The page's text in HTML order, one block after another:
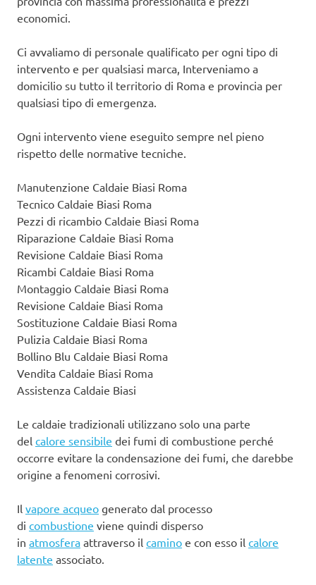
economici.
Ci avvaliamo di personale qualificato per ogni tipo di
intervento e per qualsiasi marca, Interveniamo a
domicilio su tutto il territorio di Roma e provincia per
qualsiasi tipo di emergenza.
Ogni intervento viene eseguito sempre nel pieno
rispetto delle normative tecniche.
Manutenzione Caldaie Biasi Roma
Tecnico Caldaie Biasi Roma
Pezzi di ricambio Caldaie Biasi Roma
Riparazione Caldaie Biasi Roma
Revisione Caldaie Biasi Roma
Ricambi Caldaie Biasi Roma
Montaggio Caldaie Biasi Roma
Revisione Caldaie Biasi Roma
Sostituzione Caldaie Biasi Roma
Pulizia Caldaie Biasi Roma
Bollino Blu Caldaie Biasi Roma
Vendita Caldaie Biasi Roma
Assistenza Caldaie Biasi
Le caldaie tradizionali utilizzano solo una parte
del calore sensibile dei fumi di combustione perché
occorre evitare la condensazione dei fumi, che darebbe
origine a fenomeni corrosivi.
Il vapore acqueo generato dal processo
di combustione viene quindi disperso
in atmosfera attraverso il camino e con esso il calore
latente associato.